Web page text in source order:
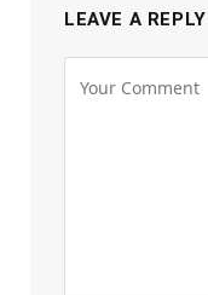
LEAVE A REPLY